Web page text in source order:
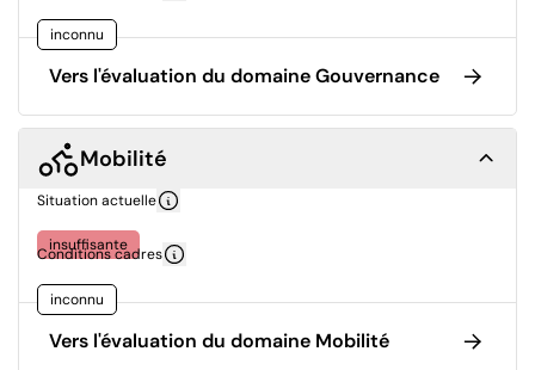
inconnu
Vers l'évaluation du domaine Gouvernance
Mobilité
Situation actuelle
insuffisante
Conditions cadres
inconnu
Vers l'évaluation du domaine Mobilité